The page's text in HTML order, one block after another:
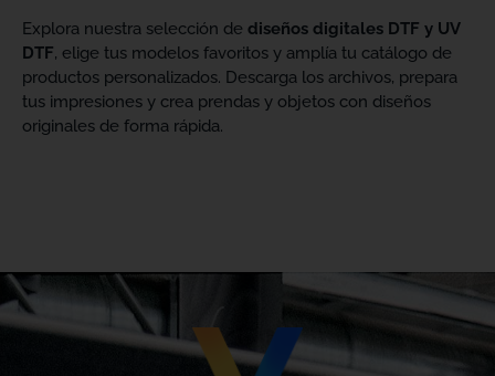
Explora nuestra selección de diseños digitales DTF y UV
DTF, elige tus modelos favoritos y amplía tu catálogo de
productos personalizados. Descarga los archivos, prepara
tus impresiones y crea prendas y objetos con diseños
originales de forma rápida.